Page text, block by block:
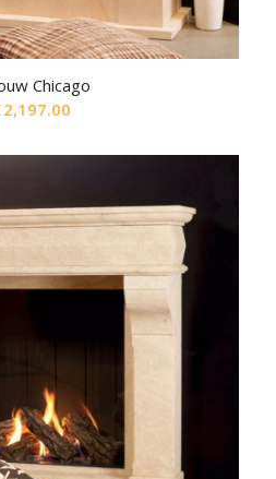
Chicago
2,197.00